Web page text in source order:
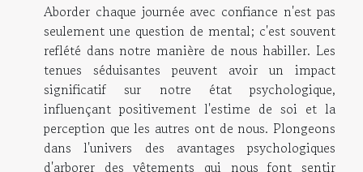
Aborder chaque journée avec confiance n'est pas
seulement une question de mental; c'est souvent
reflété dans notre manière de nous habiller. Les
tenues séduisantes peuvent avoir un impact
significatif sur notre état psychologique,
influençant positivement l'estime de soi et la
perception que les autres ont de nous. Plongeons
dans l'univers des avantages psychologiques
d'arborer des vêtements qui nous font sentir